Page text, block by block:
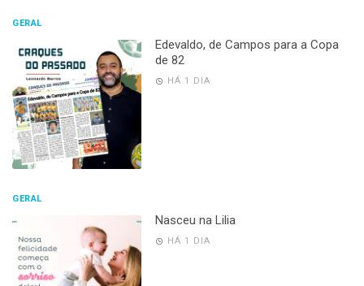
GERAL
Edevaldo, de Campos para a Copa
de 82
HÁ 1 DIA
GERAL
Nasceu na Lilia
HÁ 1 DIA